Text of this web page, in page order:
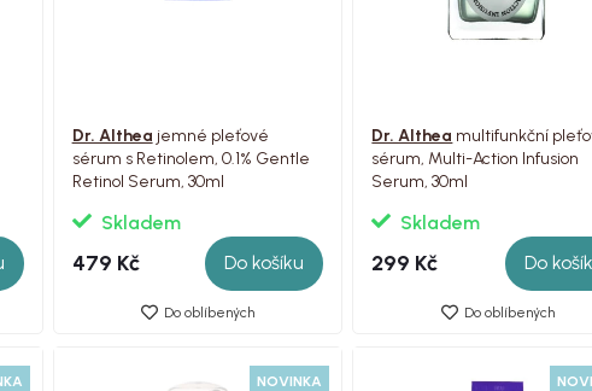
Dr. Althea jemné pleťové
sérum s Retinolem, 0.1% Gentle
Retinol Serum, 30ml
Skladem
479 Kč Do košíku
Do oblíbených
Dr. Althea multifunkční
sérum, Multi-Action Infusion
Serum, 30ml
Skladem
299 Kč Do
Do oblíbených
NOVINKA